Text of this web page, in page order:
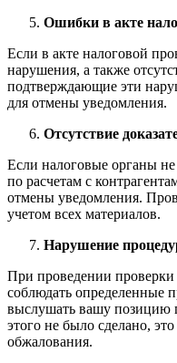
Ошибки в акте
Если в акте налоговой
нарушения, а также
подтверждающие эти
для отмены уведомления.
Отсутствие
Если налоговые органы
по расчетам с
отмены уведомления.
учетом всех материалов.
Нарушение
При проведении
соблюдать определенные
выслушать вашу позицию
этого не было сделано,
обжалования.